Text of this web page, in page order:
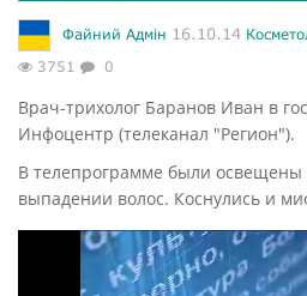
Файний Адмін 16.10.14
3751
0
Врач-трихолог Баранов Иван в
Инфоцентр (телеканал "Регион").
В телепрограмме были
выпадении волос. Коснулись и